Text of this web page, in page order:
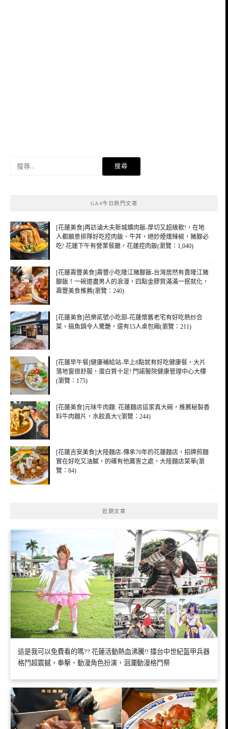
GA4今日熱門文章
[花蓮美食]再訪滷大夫新城爌肉飯-厚切又超級軟!，在地
人都願意排隊好吃控肉飯、牛丼，絕妙煙燻辣椒，豬腳必
吃! 花蓮下午有營業餐廳，花蓮控肉飯(瀏覽：1,040)
[花蓮壽豐美食]壽豐小吃隆江豬腳飯-台灣居然有賣隆江豬
腳飯！一碗道盡男人的浪漫，四點金膠質滿滿一抿就化，
壽豐美食推薦(瀏覽：240)
[花蓮美食]芭樂貳號小吃部-花蓮懷舊老宅有好吃熱炒合
菜，搞魚鍋令人驚艷，還有15人桌包廂(瀏覽：211)
[花蓮早午餐]健康補給站-早上8點就有好吃健康餐，大片
落地窗很舒服，蛋白質十足! 門諾醫院健康管理中心大樓
(瀏覽：175)
[花蓮美食]元味牛肉麵: 花蓮麵店這家真大碗，推薦秘製香
料牛肉麵片，水餃真大!(瀏覽：244)
[花蓮吉安美食]大陸麵店-傳承70年的花蓮麵店，招牌煎麵
實在好吃又油膩，的確有他厲害之處，大陸麵店菜單(瀏
覽：84)
近期文章
這是我可以免費看的嗎?? 花蓮活動熱血沸騰!! 擂台中世紀盔甲兵器
格鬥超震撼，拳擊、動漫角色扮演，洄瀾動漫格鬥祭